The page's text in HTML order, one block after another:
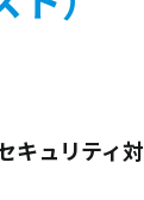
キュリティ対